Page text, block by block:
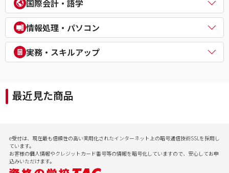
事業再生士補
賃貸不動産経営管理士
１級土木施工管理技士
消防設備士
１級電気工事施工管理技士
第三種冷凍機械責任者
二級ボイラー技士
証券アナリスト
CFA®
証券外務員
プライベートバンカー(PB)
DCプランナー
貸金業務取扱主任者
国際会計・語学
米国公認会計士（USCPA）
米国税理士（EA）
米国公認管理会計士（USCMA）
公認内部監査人（CIA）
TOEIC® L&R TEST対策講座
情報処理・パソコン
情報処理
パソコンスクール（パソコンビジネススキル・MOS・VBA・Jav
実務・スキルアップ
病院経営実務
社会保険労務士実務
記憶力（アクティブ・ブレイン）
会計実務
最近見た商品
e受付は、現在最も信頼性の高い実用化されたインターネット上の暗号通信技術SSLを採用し
ています。
お客様の個人情報やクレジットカード番号等の情報を暗号化していますので、安心してお申
込みいただけます。